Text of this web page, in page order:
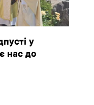
у
нас до